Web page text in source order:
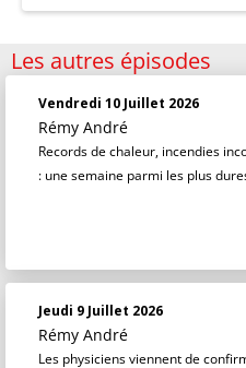
Les autres épisodes
Vendredi 10 Juillet 2026
Rémy André
Records de chaleur, incendies
: une semaine parmi les plus
Jeudi 9 Juillet 2026
Rémy André
Les physiciens viennent de